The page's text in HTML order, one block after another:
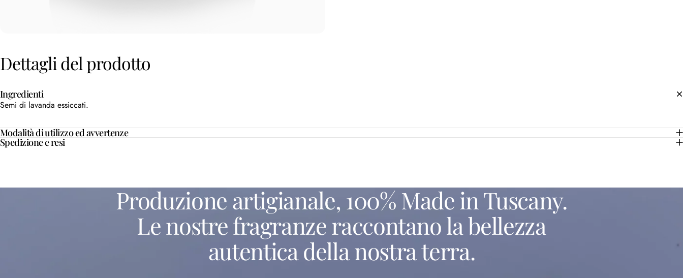
Dettaglidelprodotto
Ingredienti
Semi di lavanda essiccati.
Modalità di utilizzo ed avvertenze
Spedizione e resi
Produzione artigianale, 100% MadeinTuscany.
Lenostrefragranzeraccontanola bellezza
autentica della nostra terra.